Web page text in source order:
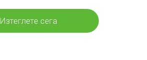
Изтеглете сега